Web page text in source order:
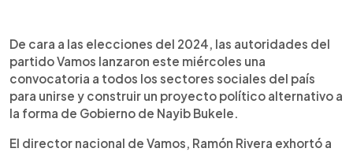
Escuchar artículo
De cara a las elecciones del 2024, las autoridades del
partido Vamos lanzaron este miércoles una
convocatoria a todos los sectores sociales del país
para unirse y construir un proyecto político alternativo a
la forma de Gobierno de Nayib Bukele.
El director nacional de Vamos, Ramón Rivera exhortó a